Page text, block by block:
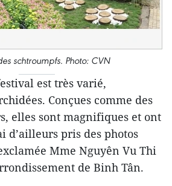
schtroumpfs. Photo: CVN
est très varié,
Conçues comme des
elles sont magnifiques et ont
d’ailleurs pris des photos
Mme Nguyên Vu Thi
de Binh Tân.